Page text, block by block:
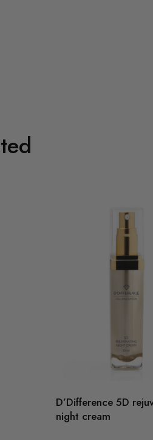
D’Difference 5D
night cream